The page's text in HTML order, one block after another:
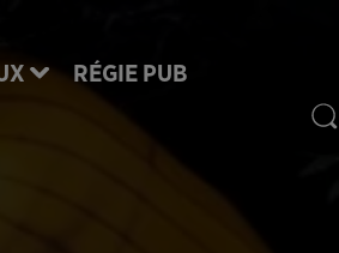
RÉGIE PUB